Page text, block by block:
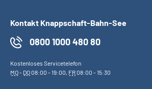
Kontakt Knappschaft-Bahn-See
0800 1000 480 80
Kostenloses Servicetelefon
MO- DO08:00 - 19:00, FR08:00 - 15:30